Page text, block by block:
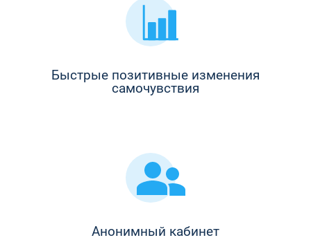
Быстрые позитивные изменения
самочувствия
Анонимный кабинет